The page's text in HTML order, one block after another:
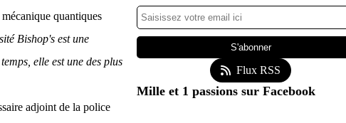
quantiques
Bishop's est une
elle est une des plus
adjoint de la police
Flux RSS
Mille et 1 passions sur Facebook